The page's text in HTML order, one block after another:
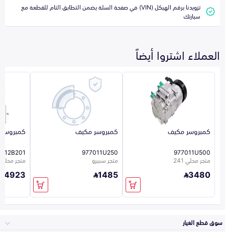
تزويدنا برقم الهيكل (VIN) في صفحة السلة يضمن التطابق التام للقطعة مع
سيارتك
العملاء اشتروا أيضاً
كمبروسر مكيف
977011U500
متجر محلي 241
3480
كمبروسر مكيف
977011U250
متجر سبيرو
1485
متجر محلي
4923
سوق قطع الغيار